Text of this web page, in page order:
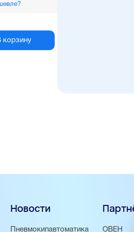
корзину
Новости
Пневмокипавтоматика ОВЕН